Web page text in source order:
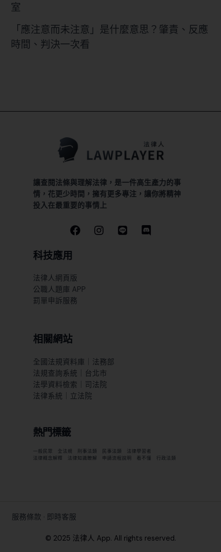
室
「應注意而未注意」是什麼意思？肇責、反應
時間、判決一次看
讓查閱法條與理解法律，是一件高生產力的事
情，花更少時間，擁有更多專注，讓你將精神
投入在最重要的事情上
科技應用
法律人網頁版
公職人題庫 APP
罰單申訴服務
相關網站
全國法規資料庫｜法務部
法規查詢系統｜台北市
法學資料檢索｜司法院
法律系統｜立法院
熱門標籤
一般民眾 全法規 刑事法類 民事法類
法律學習者
法律概念解釋
法律知識瞭解 申請流程說明 看不懂 行政法類
服務條款 · 即時客服
© 2025 法律人 App. All rights reserved.